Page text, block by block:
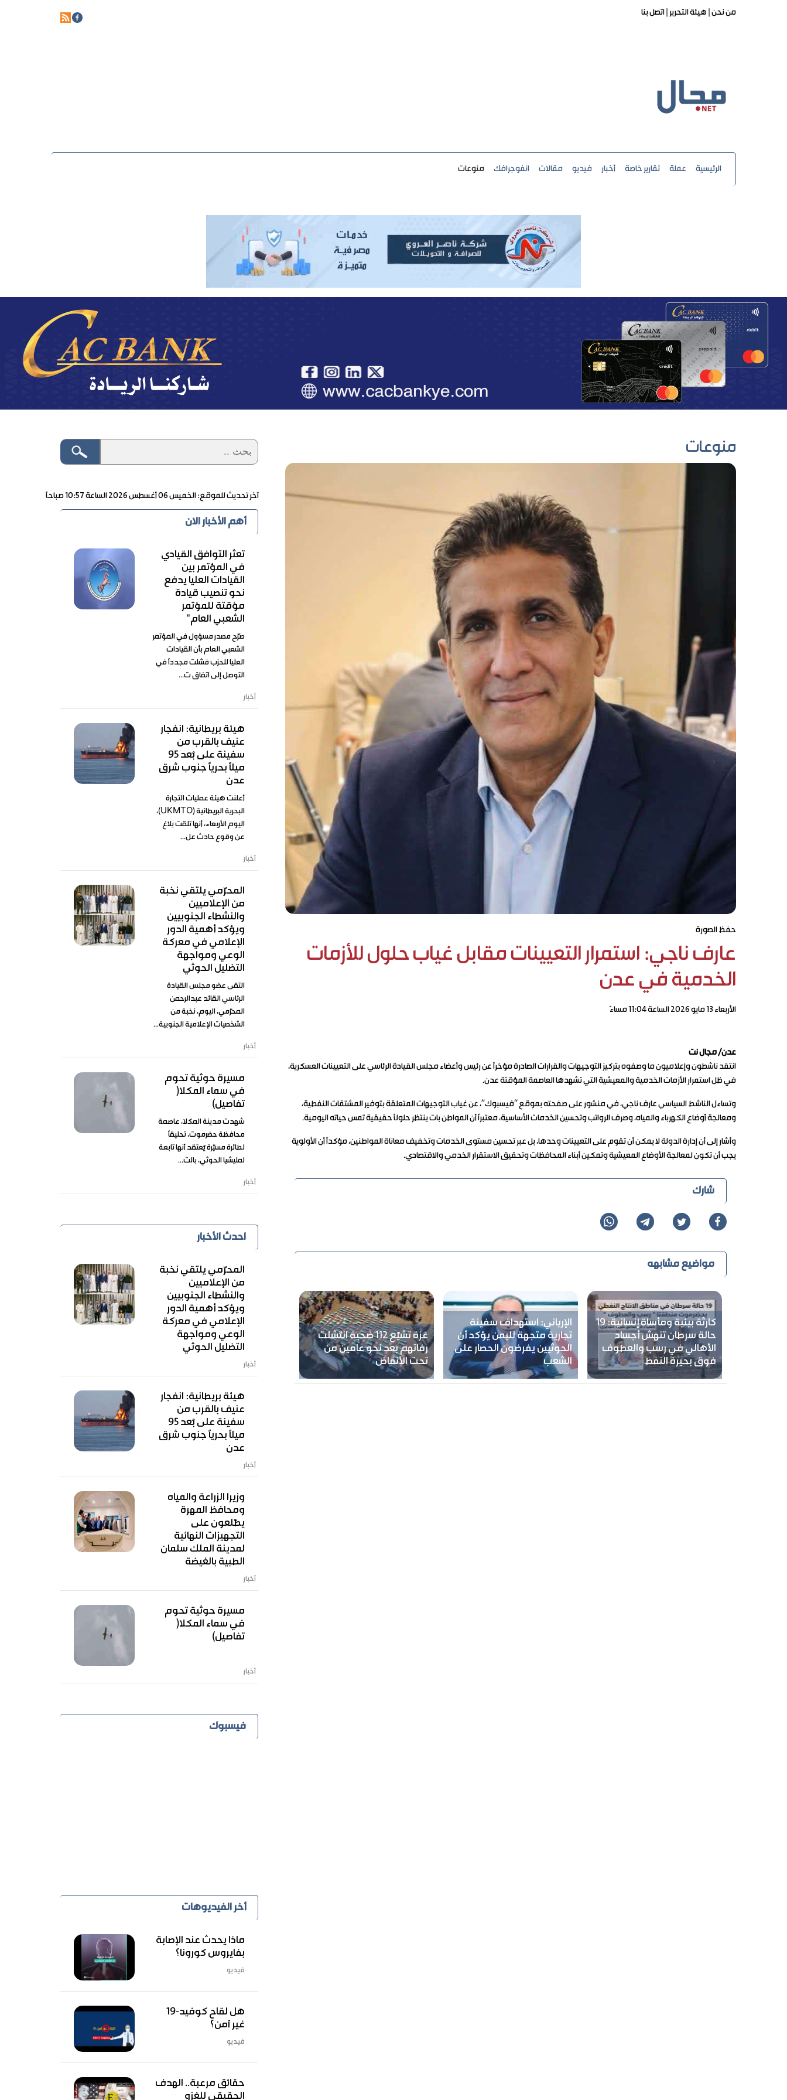
من نحن | هيئة التحرير | اتصل بنا
الرئيسية عملة تقارير خاصة أخبار فيديو مقالات انفوجرافك منوعات
منوعات
حفظ الصورة
عارف ناجي: استمرار التعيينات مقابل غياب حلول للأزمات
الخدمية في عدن
الأربعاء ١٣ مايو ٢٠٢٦ الساعة ١١:٠٤ مساءً
عدن/ مجال نت
انتقد ناشطون وإعلاميون ما وصفوه بتركيز التوجيهات والقرارات الصادرة مؤخرًا عن رئيس وأعضاء مجلس القيادة الرئاسي على التعيينات العسكرية،
في ظل استمرار الأزمات الخدمية والمعيشية التي تشهدها العاصمة المؤقتة عدن.
وتساءل الناشط السياسي عارف ناجي، في منشور على صفحته بموقع “فيسبوك”، عن غياب التوجيهات المتعلقة بتوفير المشتقات النفطية،
ومعالجة أوضاع الكهرباء والمياه، وصرف الرواتب وتحسين الخدمات الأساسية، معتبرًا أن المواطن بات ينتظر حلولًا حقيقية تمس حياته اليومية.
وأشار إلى أن إدارة الدولة لا يمكن أن تقوم على التعيينات وحدها، بل عبر تحسين مستوى الخدمات وتخفيف معاناة المواطنين، مؤكدًا أن الأولوية
يجب أن تكون لمعالجة الأوضاع المعيشية وتمكين أبناء المحافظات وتحقيق الاستقرار الخدمي والاقتصادي.
شارك
مواضيع مشابهه
كارثة بيئية ومأساة إنسانية: 19
حالة سرطان تنهش أجساد
الأهالي في رسب والعطوف
فوق بحيرة النفط
الإرياني: استهداف سفينة
تجارية متجهة لليمن يؤكد أن
الحوثيين يفرضون الحصار على
الشعب
غزة تشيّع 112 ضحية انتُشلت
رفاتهم بعد نحو عامين من
تحت الأنقاض
آخر تحديث للموقع: الخميس ٠٦ أغسطس ٢٠٢٦ الساعة ١٠:٥٧ صباحاً
أهم الأخبار الان
تعثر التوافق القيادي
في المؤتمر بين
القيادات العليا يدفع
نحو تنصيب قيادة
مؤقتة للمؤتمر
الشعبي العام"
صَرّح مصدر مسؤول في المؤتمر
الشعبي العام بأن القيادات
العليا للحزب فشلت مجدداً في
التوصل إلى اتفاق ت...
أخبار
هيئة بريطانية: انفجار
عنيف بالقرب من
سفينة على بُعد 95
ميلًا بحريًا جنوب شرق
عدن
أعلنت هيئة عمليات التجارة
البحرية البريطانية (UKMTO)،
اليوم الأربعاء، أنها تلقت بلاغ
عن وقوع حادث عل...
أخبار
المحرّمي يلتقي نخبة
من الإعلاميين
والنشطاء الجنوبيين
ويؤكد أهمية الدور
الإعلامي في معركة
الوعي ومواجهة
التضليل الحوثي
التقى عضو مجلس القيادة
الرئاسي القائد عبدالرحمن
المحرّمي، اليوم، نخبة من
الشخصيات الإعلامية الجنوبية...
أخبار
مسيرة حوثية تحوم
في سماء المكلا(
تفاصيل)
شهدت مدينة المكلا، عاصمة
محافظة حضرموت، تحليقًا
لطائرة مسيّرة يُعتقد أنها تابعة
لمليشيا الحوثي، بالت...
أخبار
احدث الأخبار
المحرّمي يلتقي نخبة
من الإعلاميين
والنشطاء الجنوبيين
ويؤكد أهمية الدور
الإعلامي في معركة
الوعي ومواجهة
التضليل الحوثي
أخبار
هيئة بريطانية: انفجار
عنيف بالقرب من
سفينة على بُعد 95
ميلًا بحريًا جنوب شرق
عدن
أخبار
وزيرا الزراعة والمياه
ومحافظ المهرة
يطّلعون على
التجهيزات النهائية
لمدينة الملك سلمان
الطبية بالغيضة
أخبار
مسيرة حوثية تحوم
في سماء المكلا(
تفاصيل)
أخبار
فيسبوك
أخر الفيديوهات
ماذا يحدث عند الإصابة
بفايروس كورونا؟
فيديو
هل لقاح كوفيد-19
غير آمن؟
فيديو
حقائق مرعبة.. الهدف
الحقيقي للغزو